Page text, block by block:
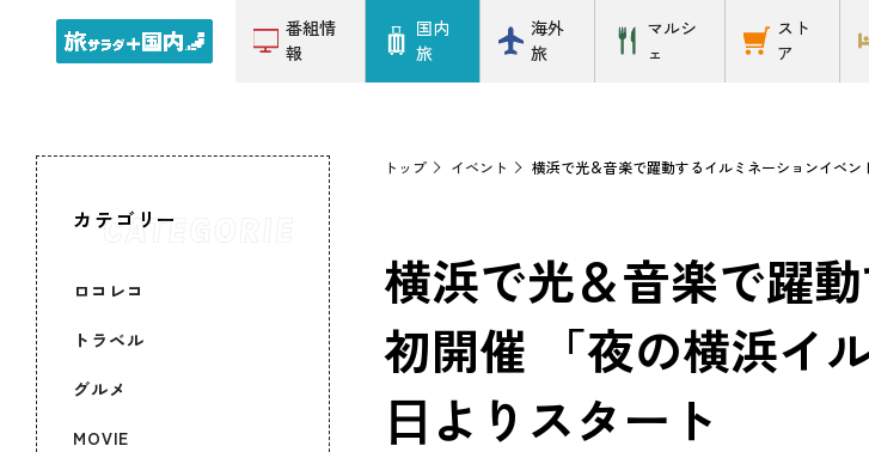
番組情
報
国内
旅
海外
旅
マルシ
ェ
スト
ア
カテゴリー
ロコレコ
トラベル
グルメ
MOVIE
トップ イベント 横浜で光＆音楽で躍動するイルミネーションイベン
横浜で光＆音楽で躍
初開催 「夜の横浜イ
⽇よりスタート